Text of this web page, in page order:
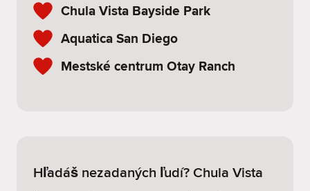
Chula Vista Bayside Park
Aquatica San Diego
Mestské centrum Otay Ranch
Hľadáš nezadaných ľudí? Chula Vista